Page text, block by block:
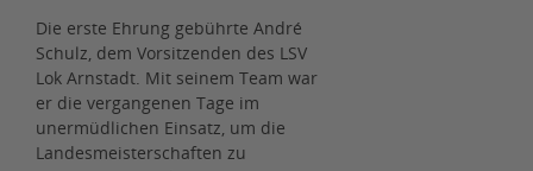
Die erste Ehrung gebührte André
Schulz, dem Vorsitzenden des LSV
Lok Arnstadt. Mit seinem Team war
er die vergangenen Tage im
unermüdlichen Einsatz, um die
Landesmeisterschaften zu